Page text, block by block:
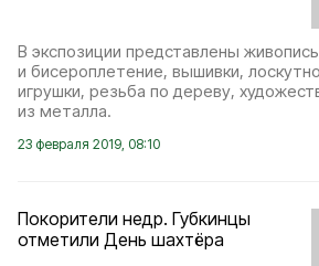
В экспозиции представлены
и бисероплетение, вышивки,
игрушки, резьба по дереву,
из металла.
23 февраля 2019, 08:10
Покорители недр. Губкинцы
отметили День шахтёра